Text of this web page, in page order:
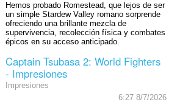
Hemos probado Romestead, que lejos de ser
un simple Stardew Valley romano sorprende
ofreciendo una brillante mezcla de
supervivencia, recolección física y combates
épicos en su acceso anticipado.
Captain Tsubasa 2: World Fighters
- Impresiones
Impresiones
6:27 8/7/2026